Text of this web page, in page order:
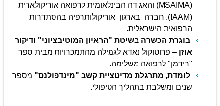
(MSAIMA) והאגודה הבינלאומית לרפואה אוריקולארית
(IAAM). חברה בארגון אוריקולותרפיה בהסתדרות
הרפואית הישראלית.
בוגרת הכשרה בשיטת "הראיון המוטיבציוני" ודיקור
אוזן – פרוטוקול נאדא לגמילה מהתמכרויות מבית ספר
"רידמן" לרפואה משלימה.
לומדת, מתרגלת מדיטציית קשב "מינדפולנס" מספר
שנים ומשלבת בתהליך הטיפולי.